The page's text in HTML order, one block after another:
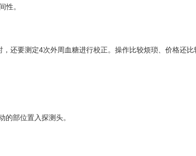
性。
还要测定4次外周血糖进行校正。操作比较烦琐、价格还比
部位置入探测头。